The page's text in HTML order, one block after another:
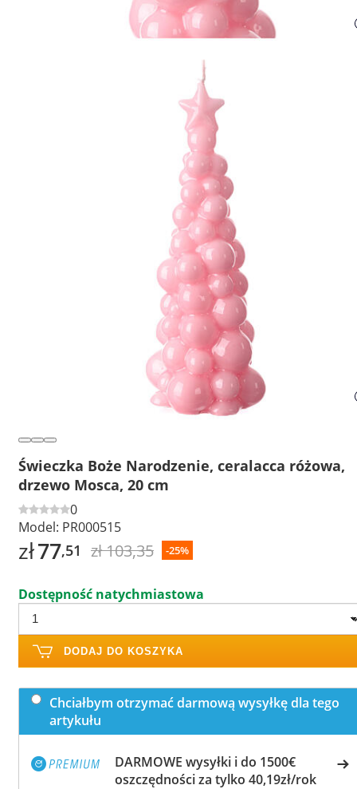
Świeczka Boże Narodzenie, ceralacca różowa,
drzewo Mosca, 20 cm
0
Model: PR000515
zł77,51 zł 103,35 -25%
Dostępność natychmiastowa
DODAJ DO KOSZYKA
Chciałbym otrzymać darmową wysyłkę dla tego
artykułu
DARMOWE wysyłki i do 1500€
oszczędności za tylko 40,19zł/rok